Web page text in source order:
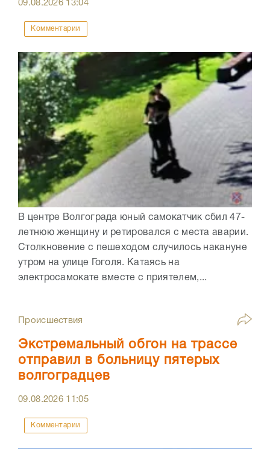
09.08.2026 13:04
Комментарии
В центре Волгограда юный самокатчик сбил 47-
летнюю женщину и ретировался с места аварии.
Столкновение с пешеходом случилось накануне
утром на улице Гоголя. Катаясь на
электросамокате вместе с приятелем,...
Происшествия
Экстремальный обгон на трассе
отправил в больницу пятерых
волгоградцев
09.08.2026 11:05
Комментарии